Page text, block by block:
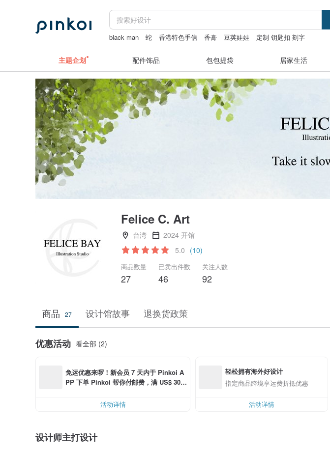
black man 蛇 香港特色手信 香膏 豆荚娃娃
定制 钥匙扣 刻字
主题企划 配件饰品 包包提袋 居家生活
Felice C. Art
台湾
2024 开馆
5.0 (10)
商品数量
27
已卖出件数
46
关注人数
92
商品 27 设计馆故事 退换货政策
优惠活动 看全部 (2)
免运优惠来啰！新会员 7 天内于 Pinkoi A
PP 下单 Pinkoi 帮你付邮费，满 US$ 30.0
活动详情
轻松拥有海外好设计
指定商品跨境享运费折抵优惠
活动详情
设计师主打设计